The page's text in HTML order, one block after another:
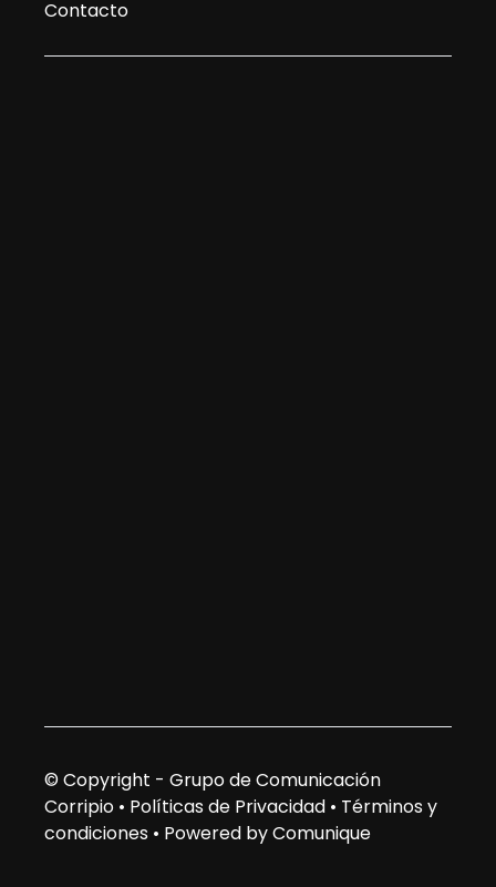
Contacto
© Copyright - Grupo de Comunicación
Corripio • Políticas de Privacidad • Términos y
condiciones • Powered by Comunique